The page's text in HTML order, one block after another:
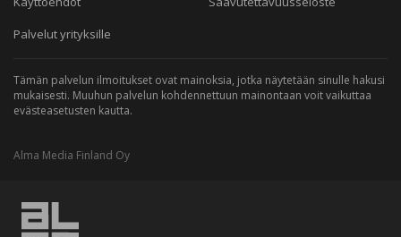
Palvelut yrityksille
Tämän palvelun ilmoitukset ovat mainoksia, jotka näytetään sinulle hakusi
mukaisesti. Muuhun palvelun kohdennettuun mainontaan voit vaikuttaa
evästeasetusten kautta.
Alma Media Finland Oy